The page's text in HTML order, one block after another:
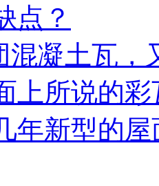
点？
混凝土瓦，
上所说的
年新型的